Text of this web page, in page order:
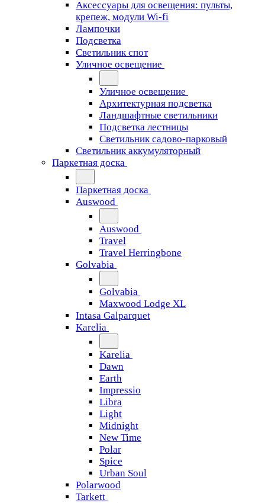
Аксессуары для освещения: пульты,
крепеж, модули Wi-fi
Лампочки
Подсветка
Светильник спот
Уличное освещение
Уличное освещение
Архитектурная подсветка
Ландшафтные светильники
Подсветка лестницы
Светильник садово-парковый
Светильник аккумуляторный
Паркетная доска
Паркетная доска
Auswood
Auswood
Travel
Travel Herringbone
Golvabia
Golvabia
Maxwood Lodge XL
Intasa Galparquet
Karelia
Karelia
Dawn
Earth
Impressio
Libra
Light
Midnight
New Time
Polar
Spice
Urban Soul
Polarwood
Tarkett